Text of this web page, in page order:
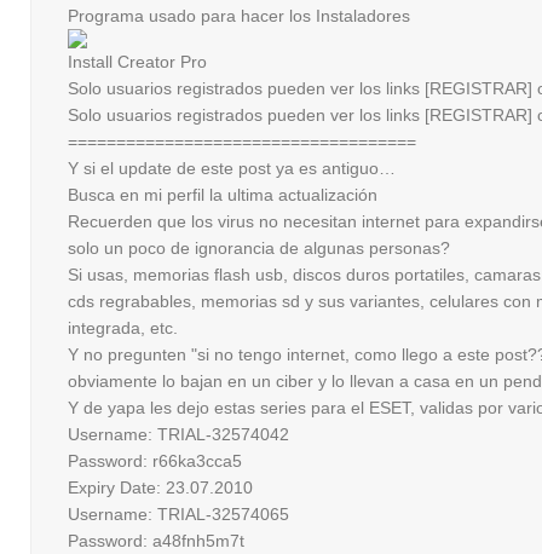
Programa usado para hacer los Instaladores
Install Creator Pro
Solo usuarios registrados pueden ver los links [REGISTRAR]
Solo usuarios registrados pueden ver los links [REGISTRAR]
====================================
Y si el update de este post ya es antiguo…
Busca en mi perfil la ultima actualización
Recuerden que los virus no necesitan internet para
solo un poco de ignorancia de algunas personas?
Si usas, memorias flash usb, discos duros portatiles,
cds regrabables, memorias sd y sus variantes, celulares con
integrada, etc.
Y no pregunten "si no tengo internet, como llego a este
obviamente lo bajan en un ciber y lo llevan a casa en un
Y de yapa les dejo estas series para el ESET, validas por
Username: TRIAL-32574042
Password: r66ka3cca5
Expiry Date: 23.07.2010
Username: TRIAL-32574065
Password: a48fnh5m7t